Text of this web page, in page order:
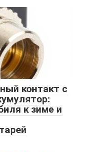
контакт с
к зиме и